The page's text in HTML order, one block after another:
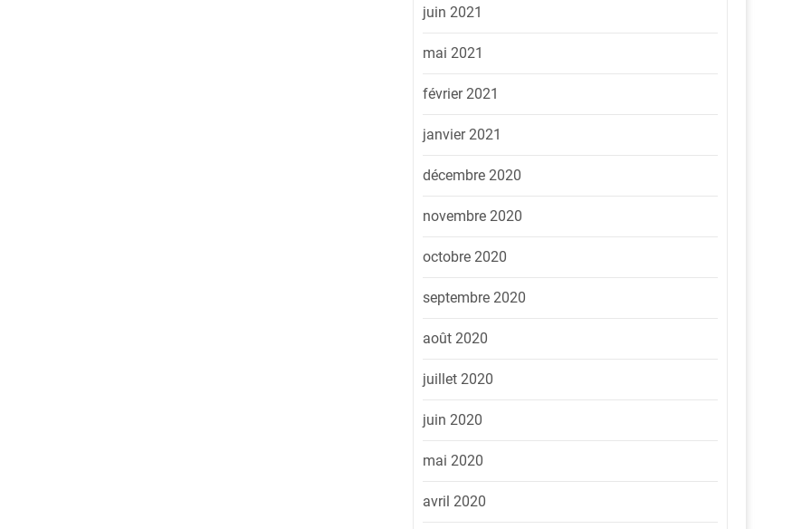
juin 2021
mai 2021
février 2021
janvier 2021
décembre 2020
novembre 2020
octobre 2020
septembre 2020
août 2020
juillet 2020
juin 2020
mai 2020
avril 2020